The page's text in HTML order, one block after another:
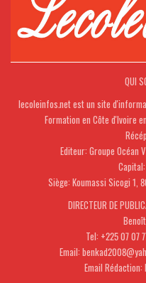
QUI
lecoleinfos.net est un site
Formation en Côte d'Ivoire
Editeur: Groupe Océan
Siège: Koumassi Sicogi 1,
DIRECTEUR DE
Benoît
Tel: +225 07 07
Email:
Email